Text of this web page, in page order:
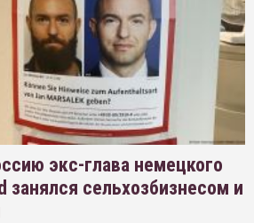
экс-глава немецкого
занялся сельхозбизнесом и